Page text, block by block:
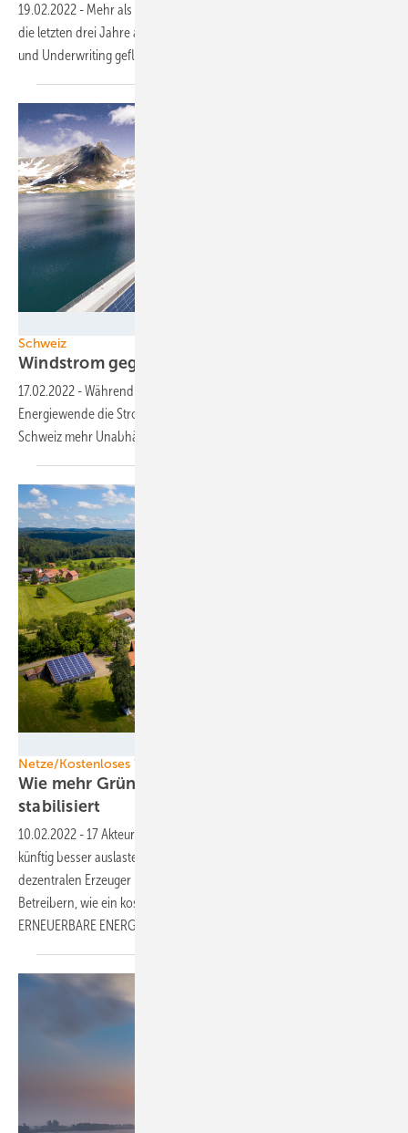
19.02.2022 - Mehr als 1,5 Billionen US-Dollar sind laut Urgewald über
die letzten drei Jahre an globale Kohleindustrie in Form von Krediten
und Underwriting geflossen.
Schweiz
Windstrom gegen eidgenössische Stromlücke
17.02.2022 -Während Deutschland ewig debattiert, ob die
Energiewende die Stromimporte reduziert oder erhöht, könnte sie der
Schweiz mehr Unabhängigkeit
Netze/Kostenloses Webinar Virtuelles Kraftwerk
Wie mehr Grünstrom ins Netz passt und es
stabilisiert
10.02.2022 - 17 Akteure der Energiewirtschaft wollen das Stromnetz
künftig besser auslasten. Ein virtuelles Kraftwerk zieht hierfür auch die
dezentralen Erzeuger heran und nutzt Finanzierern, Projektierern und
Betreibern, wie ein kostenloses Webinar von EnBW und
ERNEUERBARE ENERGIEN